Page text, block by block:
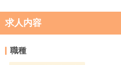
求人内容
職種